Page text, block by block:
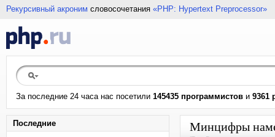
Рекурсивный акроним словосочетания «PHP: Hypertext Preprocessor»
За последние 24 часа нас посетили 145435 программистов и 9361
Последние
Минцифры